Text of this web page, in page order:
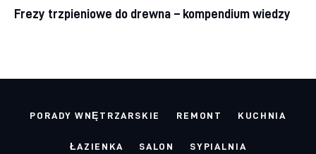
Frezy trzpieniowe do drewna – kompendium wiedzy
PORADY WNĘTRZARSKIE REMONT KUCHNIA
ŁAZIENKA SALON SYPIALNIA